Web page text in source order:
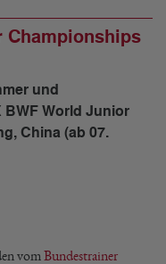
Championships
und
BWF World Junior
China (ab 07.
vom Bundestrainer